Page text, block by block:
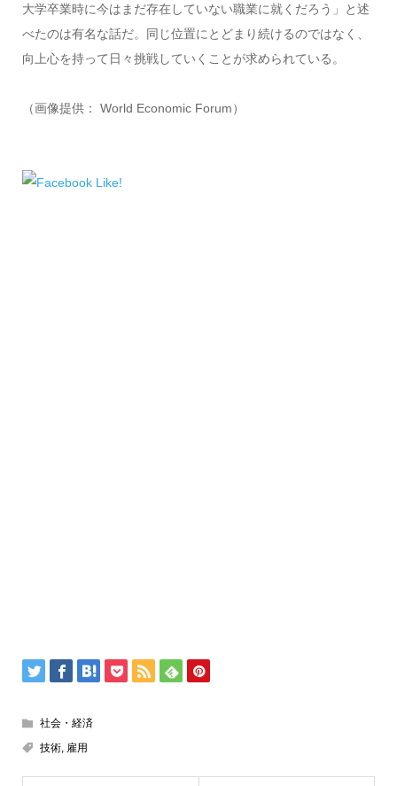
大学卒業時に今はまだ存在していない職業に就くだろう」と述
べたのは有名な話だ。同じ位置にとどまり続けるのではなく、
向上心を持って日々挑戦していくことが求められている。
（画像提供： World Economic Forum）
社会・経済
技術, 雇用